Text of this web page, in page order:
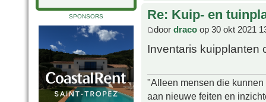
SPONSORS Re: Kuip- en
door draco op 30 okt 2021
Inventaris kuipplanten
"Alleen mensen die
aan nieuwe feiten en